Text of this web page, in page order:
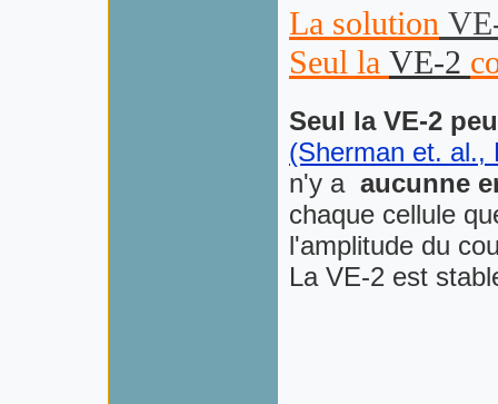
La solution
Seul la VE-2
Seul la VE-2
(Sherman et. al.,
n'y a aucunne
chaque cellule
l'amplitude du
La VE-2 est